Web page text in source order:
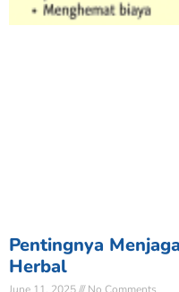
Pentingnya
Herbal